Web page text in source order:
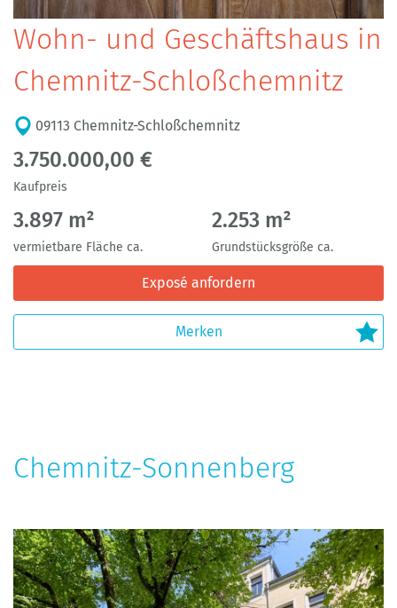
Wohn- und Geschäftshaus in
Chemnitz-Schloßchemnitz
09113 Chemnitz-Schloßchemnitz
3.750.000,00 €
Kaufpreis
3.897 m²
vermietbare Fläche ca.
2.253 m²
Grundstücksgröße ca.
Exposé anfordern
Chemnitz-Sonnenberg